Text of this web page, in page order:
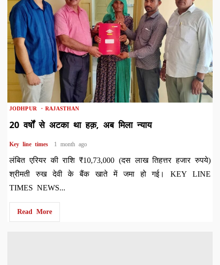
1 min read
JODHPUR RAJASTHAN
20 वर्षों से अटका था हक़, अब मिला न्याय
Key line times 1 month ago
लंबित एरियर की राशि ₹10,73,000 (दस लाख तिहत्तर हजार रुपये)
श्रीमती रुख देवी के बैंक खाते में जमा हो गई। KEY LINE
TIMES NEWS...
Read More